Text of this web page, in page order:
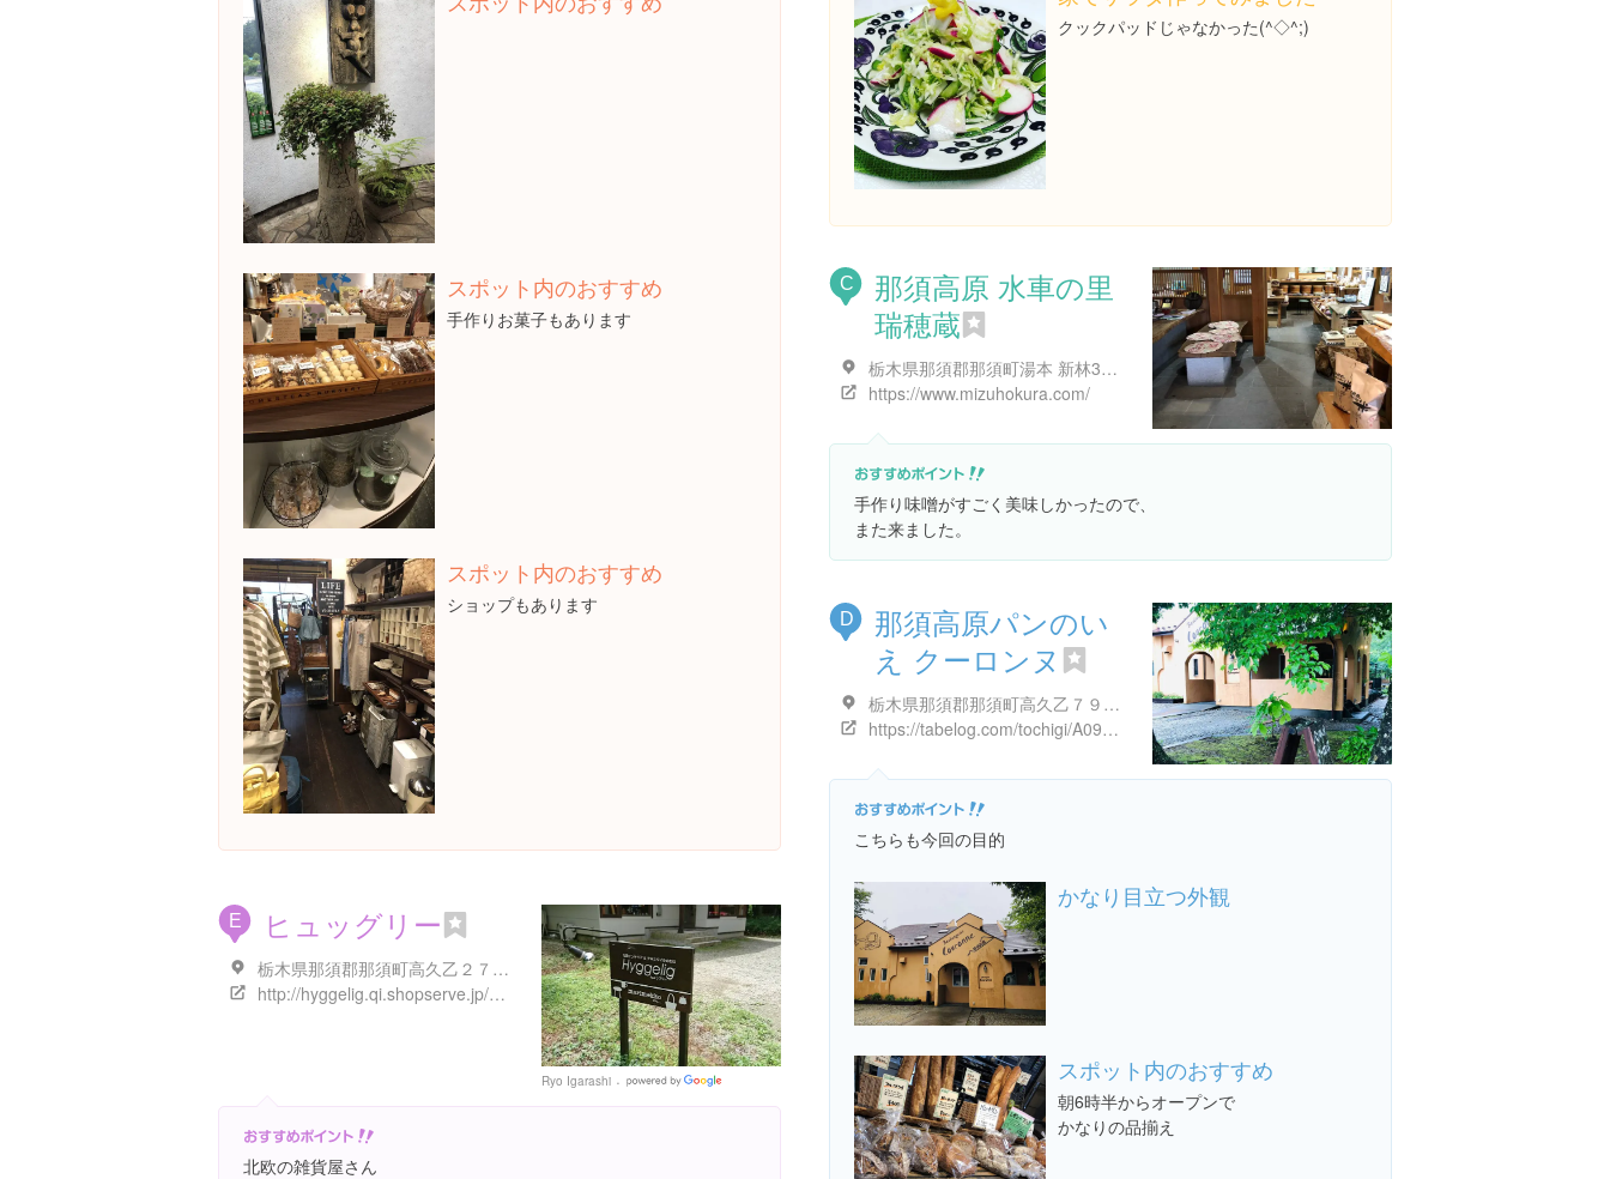
スポット内のおすすめ
手作りお菓子もあります
スポット内のおすすめ
ショップもあります
クックパッドじゃなかった(^◇^;)
C
那須高原 水車の里
瑞穂蔵
栃木県那須郡那須町湯本 新林357-32
https://www.mizuhokura.com/
手作り味噌がすごく美味しかったので、
また来ました。
D
那須高原パンのい
え クーロンヌ
栃木県那須郡那須町高久乙７９６-６２
https://tabelog.com/tochigi/A0905/A090501/9011958/
こちらも今回の目的
かなり目立つ外観
スポット内のおすすめ
朝6時半からオープンで
かなりの品揃え
E ヒュッグリー
栃木県那須郡那須町高久乙２７３３-１８
http://hyggelig.qi.shopserve.jp/hpgen/HPB/categories/5139.html
Ryo Igarashi
Places
北欧の雑貨屋さん